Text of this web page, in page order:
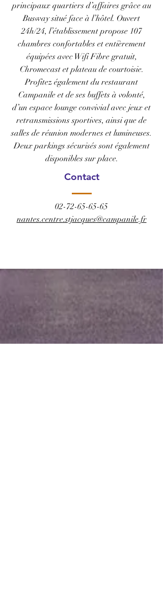
principaux quartiers d’affaires grâce au
Busway situé face à l’hôtel. Ouvert
24h/24, l’établissement propose 107
chambres confortables et entièrement
équipées avec Wifi Fibre gratuit,
Chromecast et plateau de courtoisie.
Profitez également du restaurant
Campanile et de ses buffets à volonté,
d’un espace lounge convivial avec jeux et
retransmissions sportives, ainsi que de
salles de réunion modernes et lumineuses.
Deux parkings sécurisés sont également
disponibles sur place.
Contact
02-72-65-65-65
nantes.centre.stjacques@campanile.fr